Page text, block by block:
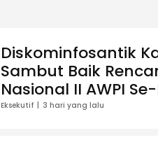
Diskominfosantik
Sambut Baik
Nasional II AWPI
Eksekutif 3 hari yang lalu